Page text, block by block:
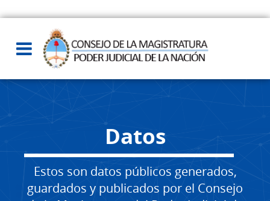
Datos
Estos son datos públicos generados,
guardados y publicados por el Consejo